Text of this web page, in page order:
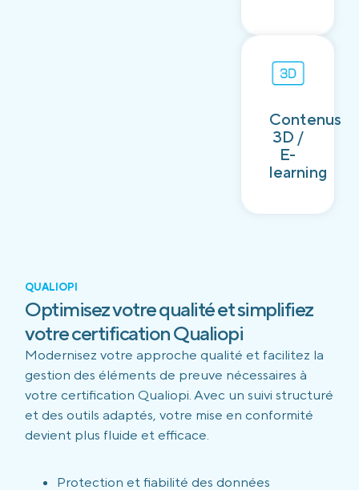
Contenus
3D /
E-
learning
Découvrir
QUALIOPI
Optimisez votre qualité et simplifiez
votre certification Qualiopi
Modernisez votre approche qualité et facilitez la
gestion des éléments de preuve nécessaires à
votre certification Qualiopi. Avec un suivi structuré
et des outils adaptés, votre mise en conformité
devient plus fluide et efficace.
Protection et fiabilité des données